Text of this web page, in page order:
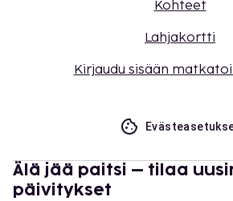
Kohteet
Lahjakortti
Kirjaudu sisään
Älä jää paitsi – tilaa
päivitykset